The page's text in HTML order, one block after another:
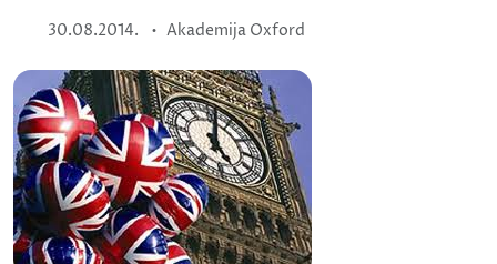
30.08.2014. • Akademija Oxford